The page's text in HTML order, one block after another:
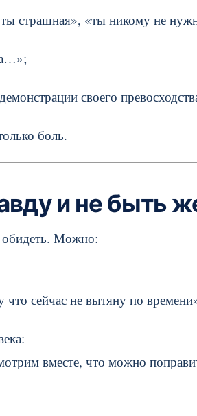
страшная», «ты никому не
своего
боль.
и не быть
обидеть. Можно:
что сейчас не вытяну по
вместе, что можно